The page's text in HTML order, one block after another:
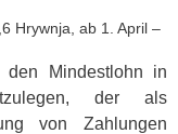
Hrywnja, ab 1. April –
den Mindestlohn in
der als
von Zahlungen